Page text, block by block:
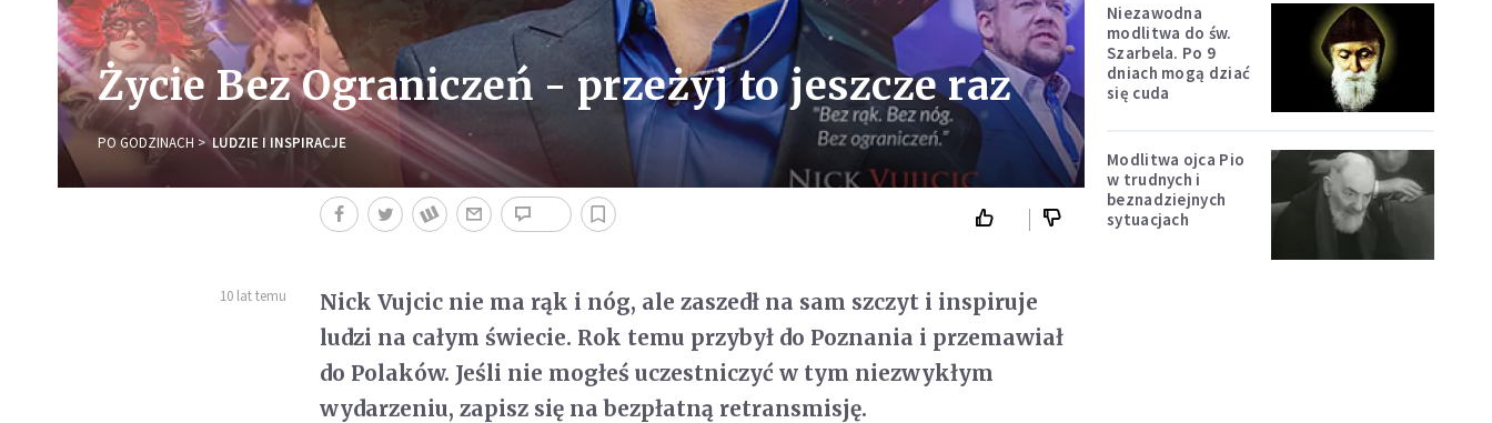
Życie Bez Ograniczeń - przeżyj to jeszcze raz
PO GODZINACH LUDZIE I INSPIRACJE
10 lat temu
Nick Vujcic nie ma rąk i nóg, ale zaszedł na sam szczyt i inspiruje
ludzi na całym świecie. Rok temu przybył do Poznania i przemawiał
do Polaków. Jeśli nie mogłeś uczestniczyć w tym niezwykłym
wydarzeniu, zapisz się na bezpłatną retransmisję.
Niezawodna
modlitwa do św.
Szarbela. Po 9
dniach mogą dziać
się cuda
Modlitwa ojca Pio
w trudnych i
beznadziejnych
sytuacjach